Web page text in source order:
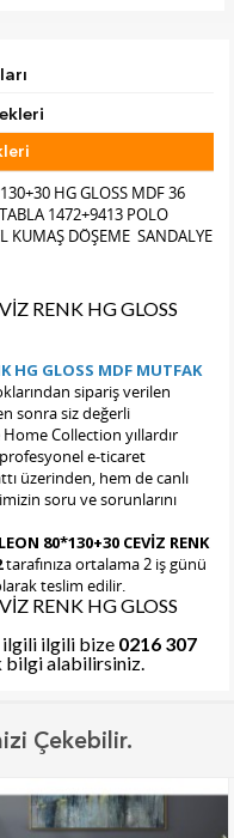
2
HG GLOSS MDF 36
1472+9413 POLO
KUMAŞ DÖŞEME SANDALYE
RENK HG GLOSS
HG GLOSS MDF MUTFAK
sipariş verilen
sonra siz değerli
Collection yıllardır
e-ticaret
üzerinden, hem de canlı
soru ve sorunlarını
80*130+30 CEVİZ RENK
tarafınıza ortalama 2 iş günü
teslim edilir.
RENK HG GLOSS
ilgili ilgili bize 0216 307
bilgi alabilirsiniz.
Çekebilir.